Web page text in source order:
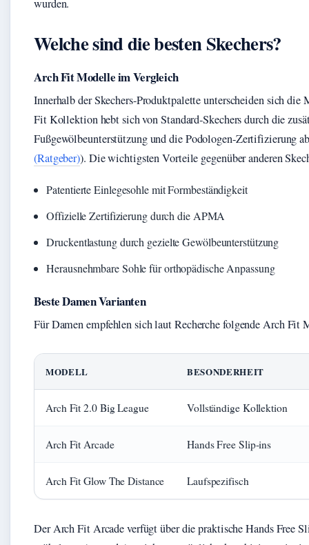
wurden.
Welche sind die besten Skechers?
Arch Fit Modelle im Vergleich
Innerhalb der Skechers-Produktpalette unterscheiden sich
Fit Kollektion hebt sich von Standard-Skechers durch die
Fußgewölbeunterstützung und die Podologen-Zertifizierung
(Ratgeber)). Die wichtigsten Vorteile gegenüber anderen
Patentierte Einlegesohle mit Formbeständigkeit
Offizielle Zertifizierung durch die APMA
Druckentlastung durch gezielte Gewölbeunterstützung
Herausnehmbare Sohle für orthopädische Anpassung
Beste Damen Varianten
Für Damen empfehlen sich laut Recherche folgende Arch Fit
MODELL BESONDERHEIT
Arch Fit 2.0 Big League Vollständige Kollektion
Arch Fit Arcade Hands Free Slip-ins
Arch Fit Glow The Distance Laufspezifisch
Der Arch Fit Arcade verfügt über die praktische Hands Free